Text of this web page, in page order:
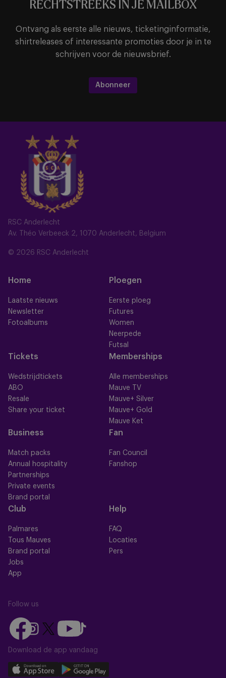
RSC Anderlecht
Av. Théo Verbeeck 2, 1070 Anderlecht, Belgium
© 2026 RSC Anderlecht
Home
Laatste nieuws
Newsletter
Fotoalbums
Ploegen
Eerste ploeg
Futures
Women
Neerpede
Futsal
Tickets
Wedstrijdtickets
ABO
Resale
Share your ticket
Memberships
Alle memberships
Mauve TV
Mauve+ Silver
Mauve+ Gold
Mauve Ket
Business
Match packs
Annual hospitality
Partnerships
Private events
Brand portal
Fan
Fan Council
Fanshop
Club
Palmares
Tous Mauves
Brand portal
Jobs
App
Help
FAQ
Locaties
Pers
Follow us
Follow
us
on
Follow
us
on
Instagram
Follow
on
X
Follow
us
on
Follow
us
on
TikTok
Download de app vandaag
Download
Download
RECHTSTREEKS IN JE MAILBOX
Ontvang als eerste alle nieuws, ticketinginformatie,
shirtreleases of interessante promoties door je in te
schrijven voor de nieuwsbrief.
Abonneer